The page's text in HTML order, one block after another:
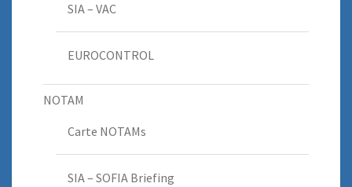
SIA – VAC
EUROCONTROL
NOTAM
Carte NOTAMs
SIA – SOFIA Briefing